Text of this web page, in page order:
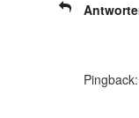
Pingback: